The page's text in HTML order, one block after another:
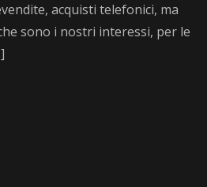
acquisti telefonici, ma
sono i nostri interessi, per le